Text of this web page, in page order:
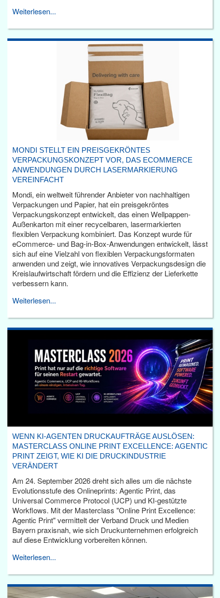
Weiterlesen...
MONDI STELLT EIN PREISGEKRÖNTES
VERPACKUNGSKONZEPT VOR, DAS ECOMMERCE
ANWENDUNGEN DURCH LASERMARKIERUNG
VEREINFACHT
Mondi, ein weltweit führender Anbieter von nachhaltigen
Verpackungen und Papier, hat ein preisgekröntes
Verpackungskonzept entwickelt, das einen Wellpappen-
Außenkarton mit einer recycelbaren, lasermarkierten
flexiblen Verpackung kombiniert. Das Konzept wurde für
eCommerce- und Bag-in-Box-Anwendungen entwickelt, lässt
sich auf eine Vielzahl von flexiblen Verpackungsformaten
anwenden und zeigt, wie innovatives Verpackungsdesign die
Kreislaufwirtschaft fördern und die Effizienz der Lieferkette
verbessern kann.
Weiterlesen...
WENN KI-AGENTEN DRUCKAUFTRÄGE AUSLÖSEN:
MASTERCLASS ONLINE PRINT EXCELLENCE: AGENTIC
PRINT ZEIGT, WIE KI DIE DRUCKINDUSTRIE
VERÄNDERT
Am 24. September 2026 dreht sich alles um die nächste
Evolutionsstufe des Onlineprints: Agentic Print, das
Universal Commerce Protocol (UCP) und KI-gestützte
Workflows. Mit der Masterclass "Online Print Excellence:
Agentic Print" vermittelt der Verband Druck und Medien
Bayern praxisnah, wie sich Druckunternehmen erfolgreich
auf diese Entwicklung vorbereiten können.
Weiterlesen...